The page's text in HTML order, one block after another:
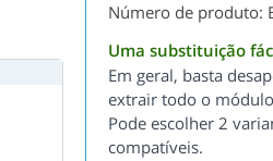
Número de produto:
Uma substituição
Em geral, basta
extrair todo o
Pode escolher 2
compatíveis.